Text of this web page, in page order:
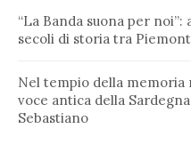
“La Banda suona per
secoli di storia tra
Nel tempio della memoria
voce antica della
Sebastiano